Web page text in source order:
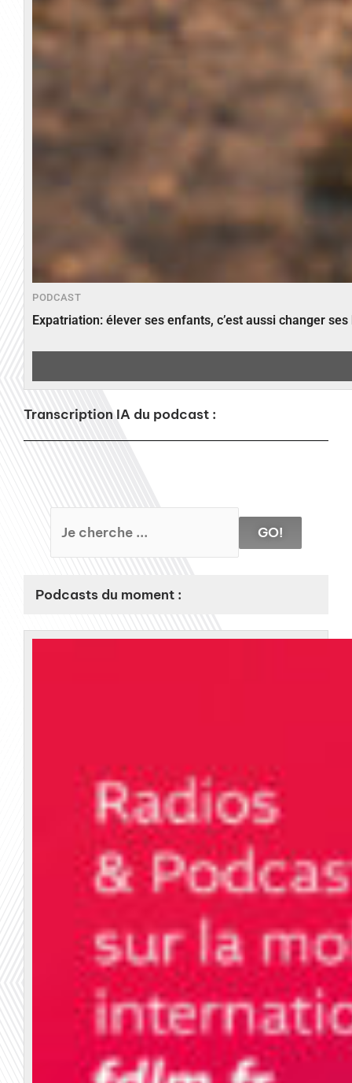
PODCAST
Expatriation: élever ses enfants, c’est aussi changer
Transcription IA du podcast :
GO!
Podcasts du moment :